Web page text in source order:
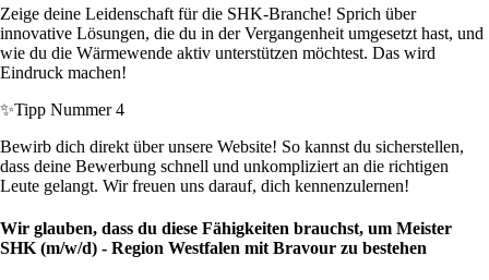
Zeige deine Leidenschaft für die SHK-Branche! Sprich über
innovative Lösungen, die du in der Vergangenheit umgesetzt hast, und
wie du die Wärmewende aktiv unterstützen möchtest. Das wird
Eindruck machen!
✨Tipp Nummer 4
Bewirb dich direkt über unsere Website! So kannst du sicherstellen,
dass deine Bewerbung schnell und unkompliziert an die richtigen
Leute gelangt. Wir freuen uns darauf, dich kennenzulernen!
Wir glauben, dass du diese Fähigkeiten brauchst, um Meister
SHK (m/w/d) - Region Westfalen mit Bravour zu bestehen